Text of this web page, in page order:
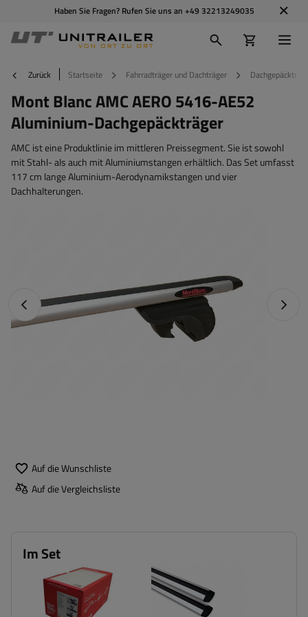
Haben Sie Fragen? Rufen Sie uns an +49 32213249035
Zurück Startseite Fahrradträger und Dachträger
Mont Blanc AMC AERO 5416-AE52
Aluminium-Dachgepäckträger
AMC ist eine Produktlinie im mittleren Preissegment. Sie ist sowohl
mit Stahl- als auch mit Aluminiumstangen erhältlich. Das Set umfasst
117 cm lange Aluminium-Aerodynamikstangen und vier
Dachhalterungen.
Vorheriges Foto
Auf die Wunschliste
Auf die Vergleichsliste
Im Set